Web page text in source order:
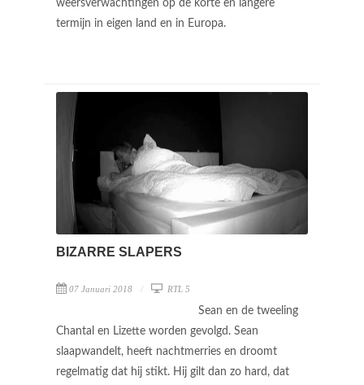
weersverwachtingen op de korte en langere
termijn in eigen land en in Europa.
BIZARRE SLAPERS
07 Januari 2018 RTL 5
Sean en de tweeling
Chantal en Lizette worden gevolgd. Sean
slaapwandelt, heeft nachtmerries en droomt
regelmatig dat hij stikt. Hij gilt dan zo hard, dat